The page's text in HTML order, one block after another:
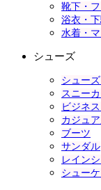
靴下・
浴衣・
水着・
シューズ
シュー
スニー
ビジネ
カジュ
ブーツ
サンダル
レイン
シュー